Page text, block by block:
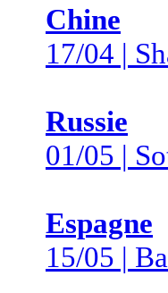
Chine
17/04 |
Russie
01/05 |
Espagne
15/05 |